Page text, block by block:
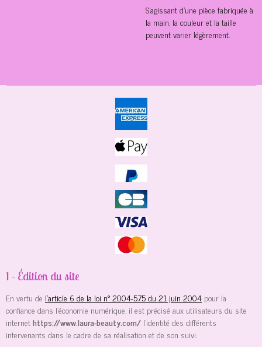
S'agissant d'une pièce fabriquée à
la main, la couleur et la taille
peuvent varier légèrement.
1 - Édition du site
En vertu de l'article 6 de la loi n° 2004-575 du 21 juin 2004 pour la
confiance dans l'économie numérique, il est précisé aux utilisateurs du site
internethttps://www.laura-beauty.com/ l'identité des différents
intervenants dans le cadre de sa réalisation et de son suivi.